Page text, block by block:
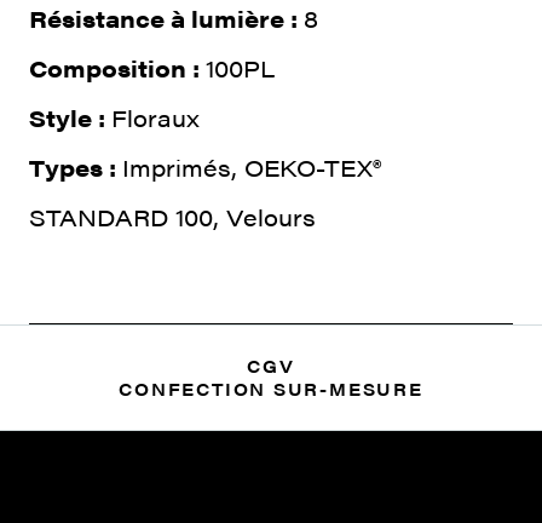
Résistance à lumière : 8
Composition : 100PL
Style : Floraux
Types : Imprimés, OEKO-TEX®
STANDARD 100, Velours
CGV
CONFECTION SUR-MESURE